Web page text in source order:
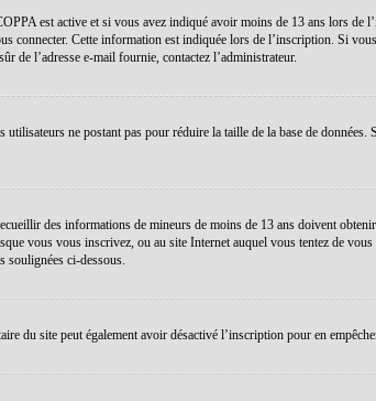
est active et si vous avez indiqué avoir moins de 13 ans lors de
Cette information est indiquée lors de l’inscription. Si
de l’adresse e-mail fournie, contactez l’administrateur.
ne postant pas pour réduire la taille de la base de
des informations de mineurs de moins de 13 ans doivent
vous vous inscrivez, ou au site Internet auquel vous tentez de
soulignées ci-dessous.
site peut également avoir désactivé l’inscription pour en